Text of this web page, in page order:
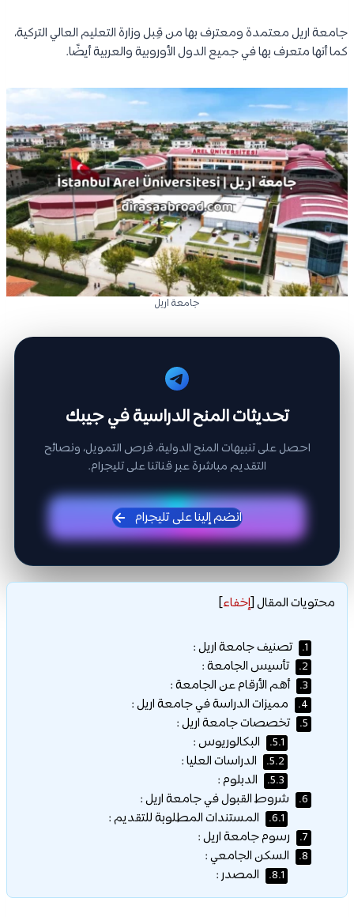
جامعة اريل معتمدة ومعترف بها من قِبل وزارة التعليم العالي التركية،
كما أنها متعرف بها في جميع الدول الأوروبية والعربية أيضًا.
جامعة اريل
تحديثات المنح الدراسية في جيبك
احصل على تنبيهات المنح الدولية، فرص التمويل، ونصائح
التقديم مباشرة عبر قناتنا على تليجرام.
انضم إلينا على تليجرام
محتويات المقال[إخفاء]
1. تصنيف جامعة اريل :
2. تأسيس الجامعة :
3. أهم الأرقام عن الجامعة :
4. مميزات الدراسة في جامعة اريل :
5. تخصصات جامعة اريل :
5.1. البكالوريوس :
5.2. الدراسات العليا :
5.3. الدبلوم :
6. شروط القبول في جامعة اريل :
6.1. المستندات المطلوبة للتقديم :
7. رسوم جامعة اريل :
8. السكن الجامعي :
8.1. المصدر :